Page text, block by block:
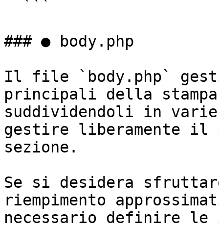
### ● body.php
Il file `body.php`
principali della stampa
suddividendoli in varie
gestire liberamente il
sezione.
Se si desidera
riempimento
necessario definire